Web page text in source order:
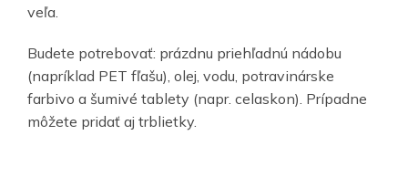
veľa.
Budete potrebovať: prázdnu priehľadnú nádobu
(napríklad PET fľašu), olej, vodu, potravinárske
farbivo a šumivé tablety (napr. celaskon). Prípadne
môžete pridať aj trblietky.